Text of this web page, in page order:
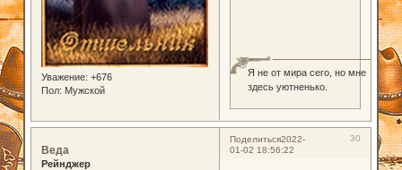
Уважение: +676
Пол: Мужской
Я не от мира сего, но мне
здесь уютненько.
Поделиться 30
2022-
01-02 18:56:22
Веда
Рейнджер